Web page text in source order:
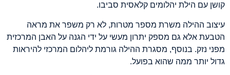
קושן עם הילת יהלומים קלאסית סביבו.
עיצוב ההילה משרת מספר מטרות, לא רק משפר את מראה
הטבעת אלא גם מספק יתרון מעשי על ידי הגנה על האבן המרכזית
מפני נזק. בנוסף, מסגרת ההילה גורמת ליהלום המרכזי להיראות
גדול יותר ממה שהוא בפועל.